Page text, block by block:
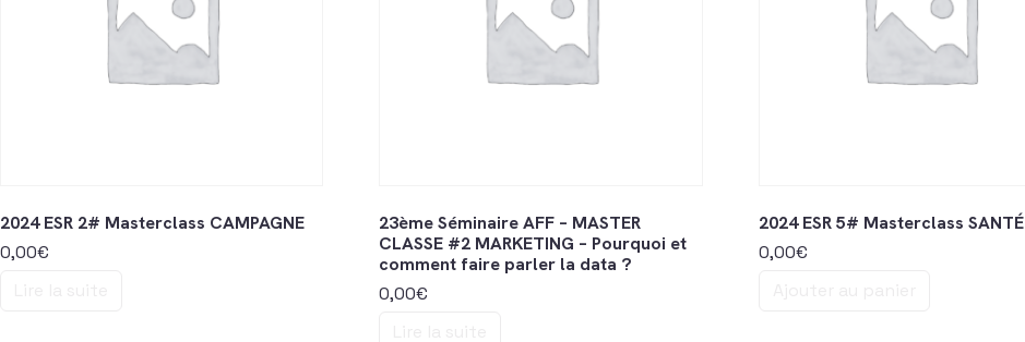
2024 ESR 2# Masterclass CAMPAGNE
0,00€
23ème Séminaire AFF – MASTER
CLASSE #2 MARKETING – Pourquoi et
comment faire parler la data ?
0,00€
2024 ESR 5# Masterclass SANTÉ
0,00€